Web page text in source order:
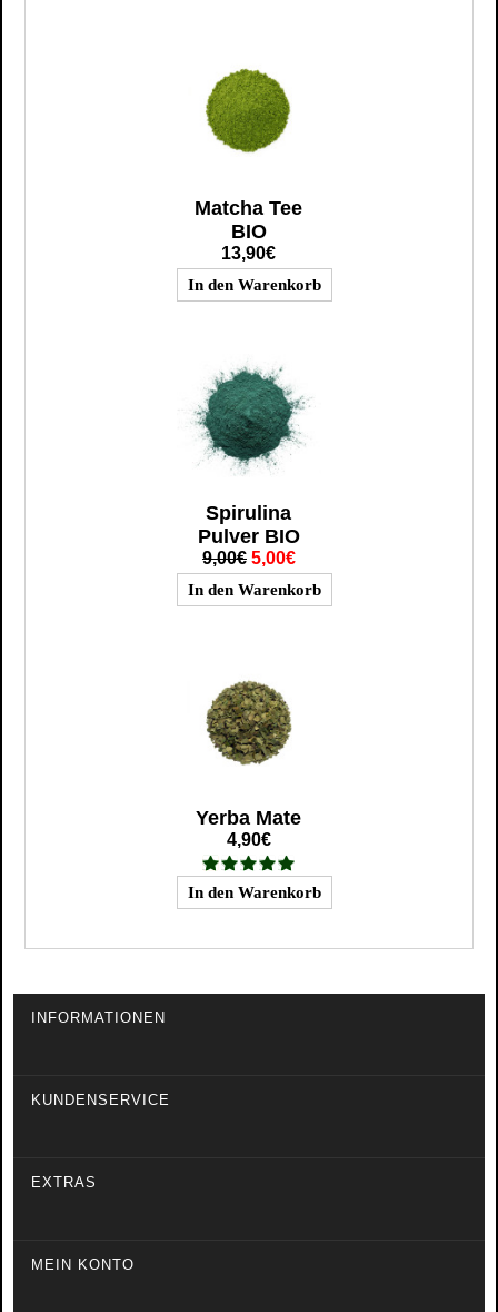
Matcha Tee
BIO
13,90€
Spirulina
Pulver BIO
9,00€ 5,00€
Yerba Mate
4,90€
INFORMATIONEN
KUNDENSERVICE
EXTRAS
MEIN KONTO